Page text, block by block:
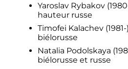
Yaroslav Rybakov
hauteur russe
Timofei Kalachev
biélorusse
Natalia Podolskaya
biélorusse et russe